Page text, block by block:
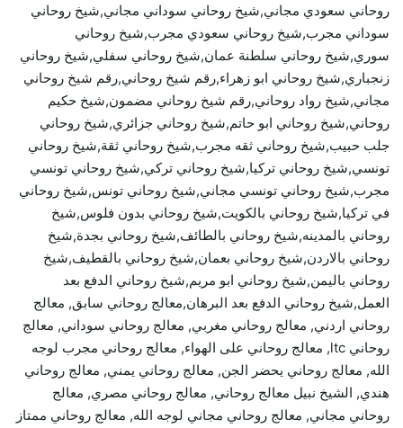
روحاني سعودي مجاني,شيخ روحاني سوداني مجاني,شيخ روحاني
سوداني مجرب,شيخ روحاني سعودي مجرب,شيخ روحاني
سوري,شيخ روحاني سلطنة عمان,شيخ روحاني سفلي,شيخ روحاني
زنجباري,شيخ روحاني ابو زهراء,رقم شيخ روحاني,رقم شيخ روحاني
مجاني,شيخ رواد روحاني,رقم شيخ روحاني مضمون,شيخ حكيم
روحاني,شيخ روحاني ابو حاتم,شيخ روحاني جزائري,شيخ روحاني
جلب حبيب,شيخ روحاني ثقه مجرب,شيخ روحاني ثقة,شيخ روحاني
تونسي,شيخ روحاني تركيا,شيخ روحاني تركي,شيخ روحاني تونسي
مجرب,شيخ روحاني تونسي مجاني,شيخ روحاني تونس,شيخ روحاني
في تركيا,شيخ روحاني بالكويت,شيخ روحاني بدون فلوس,شيخ
روحاني بالمدينه,شيخ روحاني بالطائف,شيخ روحاني بجدة,شيخ
روحاني بالاردن,شيخ روحاني بعمان,شيخ روحاني بالقطيف,شيخ
روحاني باليمن,شيخ روحاني ابو مريم,شيخ روحاني الدفع بعد
العمل,شيخ روحاني الدفع بعد البرهان,معالج روحاني سابق, معالج
روحاني اردني, معالج روحاني مغربي, معالج روحاني سوداني, معالج
روحاني ltc, معالج روحاني على الهواء, معالج روحاني مجرب لوجه
الله, معالج روحاني يحضر الجن, معالج روحاني يمني, معالج روحاني
هندي, الشيخ نبيل معالج روحاني, معالج روحاني مصري, معالج
روحاني مجاني, معالج روحاني مجاني لوجه الله, معالج روحاني ممتاز